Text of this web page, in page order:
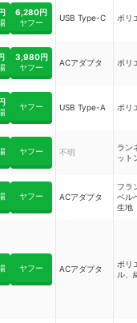
6,280円
ヤフー
USB Type-C ポリ
3,980円
ヤフー
ACアダプタ ポリ
ヤフー USB Type-A ポリ
ヤフー 不明
ラン
ット
ヤフー ACアダプタ
フラ
ベル
生地
ヤフー ACアダプタ
ポリ
ル、